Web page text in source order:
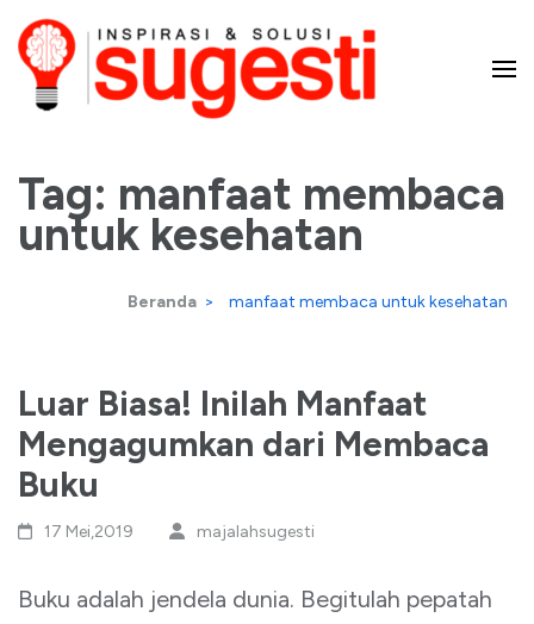
Lompat
ke
konten
Enter)
dan Solusi
Tag: manfaat membaca
untuk kesehatan
Beranda > manfaat membaca untuk kesehatan
Luar Biasa! Inilah Manfaat
Mengagumkan dari Membaca
Buku
17 Mei,2019 majalahsugesti
Buku adalah jendela dunia. Begitulah pepatah